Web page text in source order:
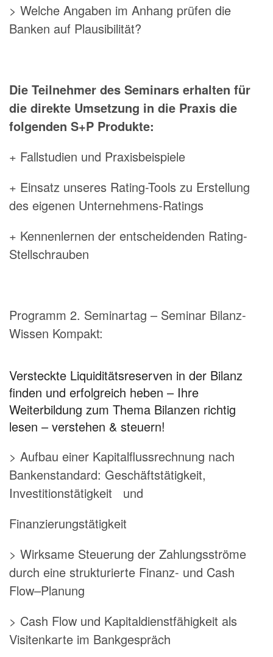
> Welche Angaben im Anhang prüfen die
Banken auf Plausibilität?
Die Teilnehmer des Seminars erhalten für
die direkte Umsetzung in die Praxis die
folgenden S+P Produkte:
+ Fallstudien und Praxisbeispiele
+ Einsatz unseres Rating-Tools zu Erstellung
des eigenen Unternehmens-Ratings
+ Kennenlernen der entscheidenden Rating-
Stellschrauben
Programm 2. Seminartag – Seminar Bilanz-
Wissen Kompakt:
Versteckte Liquiditätsreserven in der Bilanz
finden und erfolgreich heben – Ihre
Weiterbildung zum Thema Bilanzen richtig
lesen – verstehen & steuern!
> Aufbau einer Kapitalflussrechnung nach
Bankenstandard: Geschäftstätigkeit,
Investitionstätigkeit und
Finanzierungstätigkeit
> Wirksame Steuerung der Zahlungsströme
durch eine strukturierte Finanz- und Cash
Flow–Planung
> Cash Flow und Kapitaldienstfähigkeit als
Visitenkarte im Bankgespräch